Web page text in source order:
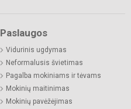
Paslaugos
Vidurinis ugdymas
Neformalusis švietimas
Pagalba mokiniams ir tėvams
Mokinių maitinimas
Mokinių pavėžėjimas